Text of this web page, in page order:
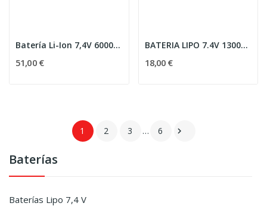
Baterías
Baterías Lipo 7,4 V
Batería Li-Ion 7,4V 6000mAh 30C - Mini CQB con...
51,00 €
BATERIA LIPO 7.4V 1300MAH 15C T-DEAN DUEL CODE
18,00 €
1 2 3 … 6 